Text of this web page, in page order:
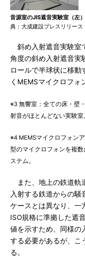
音源室のJIS遮音実験室（左
典：大成建設プレスリリース
斜め入射遮音実験室
角度の斜め入射遮音実
ロールで半球状に移動
くMEMSマイクロフォ
※3 無響室：全ての床・壁
射音がほとんどない実験室
※4 MEMSマイクロフォン
型のマイクロフォンを複
ステム。
また、地上の鉄道軌
入射する鉄道からの
ケースとは異なり、一
ISO規格に準拠した遮
値を示すため、同様の
する必要があるが、こ
る。